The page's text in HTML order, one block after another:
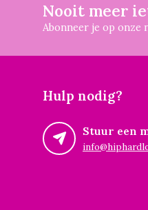
Nooit meer
Abonneer je op onze
Hulp nodig?
Stuur een